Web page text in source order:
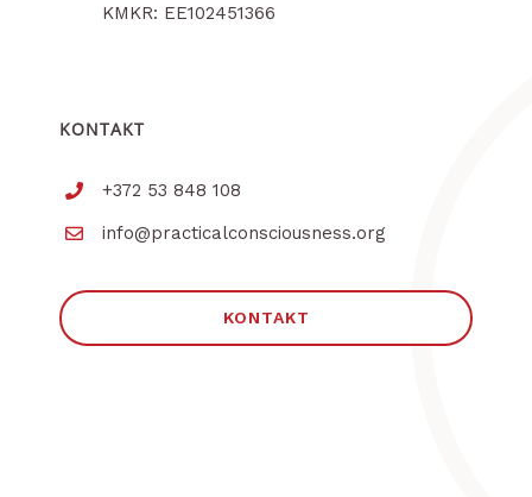
KMKR: EE102451366
KONTAKT
+372 53 848 108
info@practicalconsciousness.org
KONTAKT